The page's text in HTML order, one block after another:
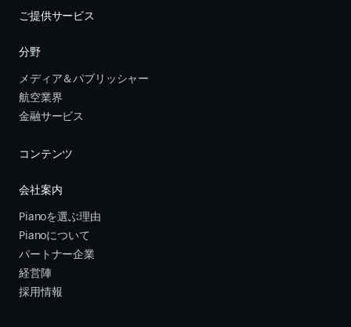
ご提供サービス
分野
メディア＆パブリッシャー
航空業界
金融サービス
コンテンツ
会社案内
Pianoを選ぶ理由
Pianoについて
パートナー企業
経営陣
採用情報